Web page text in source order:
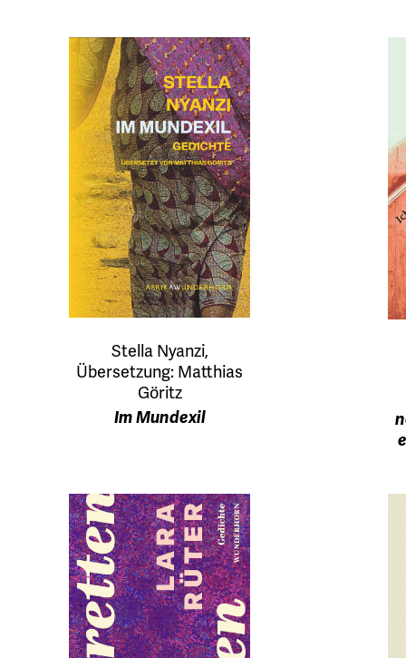
Stella Nyanzi,
Übersetzung: Matthias
Göritz
Im Mundexil